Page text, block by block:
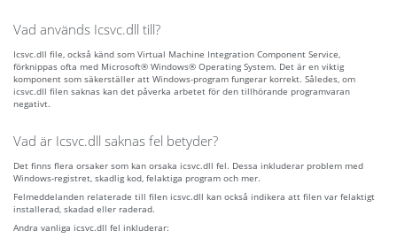
Vad används Icsvc.dll till?
Icsvc.dll file, också känd som Virtual Machine Integration Component Service,
förknippas ofta med Microsoft® Windows® Operating System. Det är en viktig
komponent som säkerställer att Windows-program fungerar korrekt. Således, om
icsvc.dll filen saknas kan det påverka arbetet för den tillhörande programvaran
negativt.
Vad är Icsvc.dll saknas fel betyder?
Det finns flera orsaker som kan orsaka icsvc.dll fel. Dessa inkluderar problem med
Windows-registret, skadlig kod, felaktiga program och mer.
Felmeddelanden relaterade till filen icsvc.dll kan också indikera att filen var felaktigt
installerad, skadad eller raderad.
Andra vanliga icsvc.dll fel inkluderar: